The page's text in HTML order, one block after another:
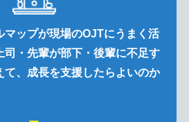
マップが現場のOJTにうまく活
司・先輩が部下・後輩に不足す
て、成長を支援したらよいのか